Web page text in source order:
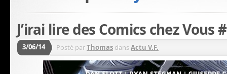
J’irai lire des Comics chez Vous
3/06/14 Posté parThomas dansActu V.F.